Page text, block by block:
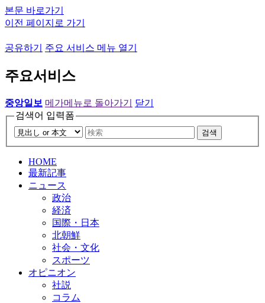
본문 바로가기
이전 페이지로 가기
공유하기 주요 서비스 메뉴 열기
주요서비스
중앙일보 메가메뉴로 돌아가기
닫기
검색어 입력폼
검색
HOME
最新記事
ニュース
政治
経済
国際・日本
北朝鮮
社会・文化
スポーツ
オピニオン
社説
コラム